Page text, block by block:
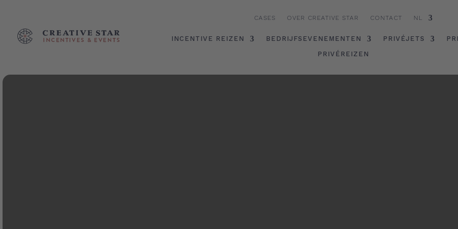
CASES OVER CREATIVE STAR CONTACT NL
INCENTIVE REIZEN BEDRIJFSEVENEMENTEN PRIVÉJETS
PRIVÉREIZEN